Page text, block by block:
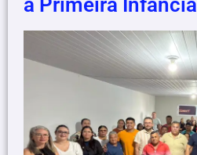
a Primeira Infância